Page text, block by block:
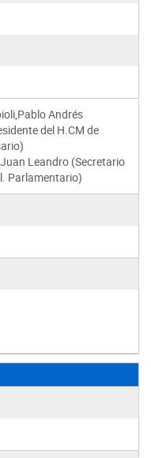
Andrés
del H.CM de
Leandro (Secretario
Parlamentario)